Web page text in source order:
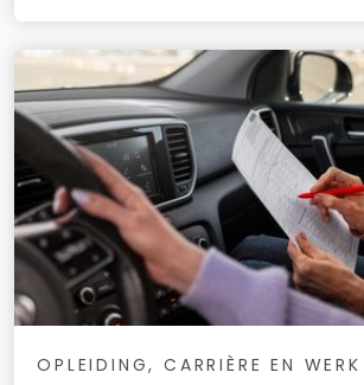
OPLEIDING, CARRIÈRE EN WERK